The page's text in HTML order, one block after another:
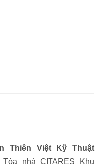
Thiên Việt Kỹ Thuật
Tòa nhà CITARES Khu